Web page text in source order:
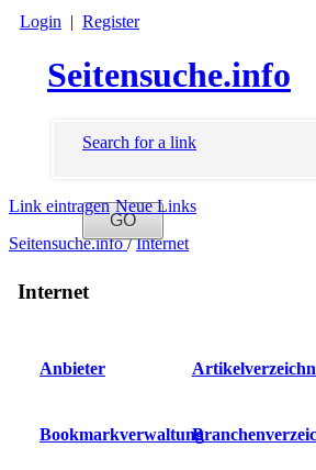
Login | Register
Seitensuche.info
Search for a link
Link eintragen Neue Links
Seitensuche.info/ Internet
Internet
Anbieter
Bookmarkverwaltung